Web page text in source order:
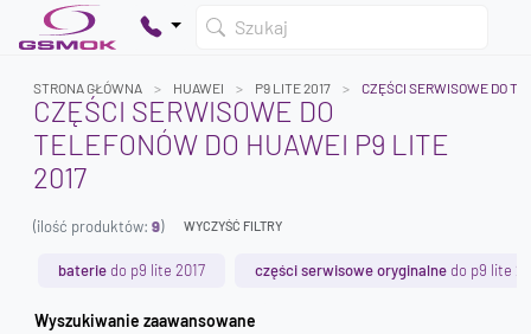
Szukaj
0 zł
STRONA GŁÓWNA HUAWEI P9 LITE 2017 CZĘŚCI SERWISOWE DO
CZĘŚCI SERWISOWE DO
TELEFONÓW DO HUAWEI P9 LITE
2017
(ilość produktów: 9) WYCZYŚĆ FILTRY
baterie do p9 lite 2017 części serwisowe oryginalne do p9 lite
Wyszukiwanie zaawansowane